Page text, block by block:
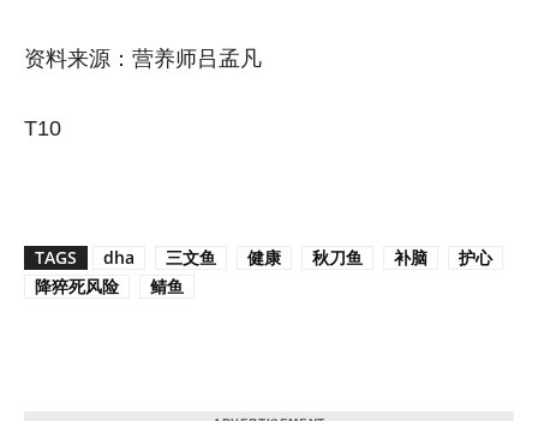
资料来源：营养师吕孟凡
T10
TAGS dha 三文鱼 健康 秋刀鱼 补脑
护心
降猝死风险
鲭鱼